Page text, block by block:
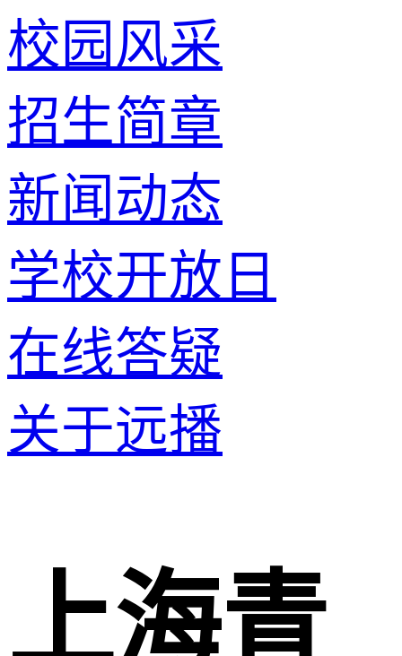
校园风采
招生简章
新闻动态
学校开放日
在线答疑
关于远播
上海青